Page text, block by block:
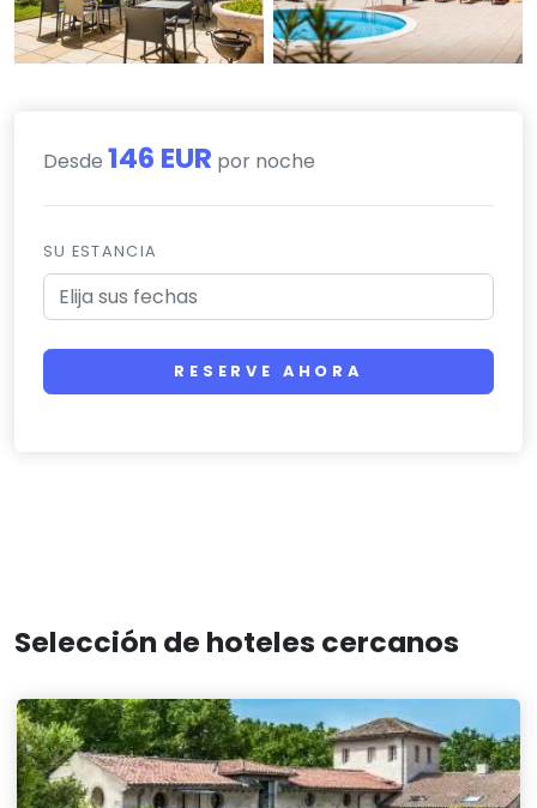
Desde 146 EUR por noche
SU ESTANCIA
RESERVE AHORA
Selección de hoteles cercanos